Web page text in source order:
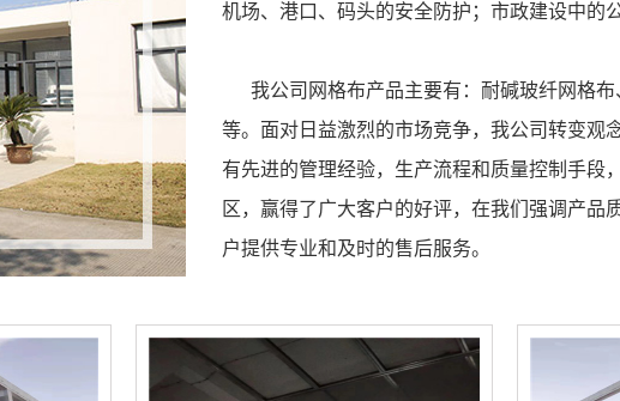
机场、港口、码头的安全防护；市政建设中的
我公司网格布产品主要有：耐碱玻纤网格布
等。面对日益激烈的市场竞争，我公司转变观
有先进的管理经验，生产流程和质量控制手段
区，赢得了广大客户的好评，在我们强调产
户提供专业和及时的售后服务。